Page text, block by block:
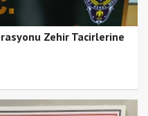
Zehir Tacirlerine